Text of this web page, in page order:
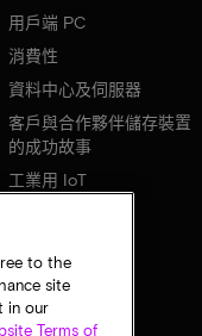
用戶端 PC
消費性
資料中心及伺服器
客戶與合作夥伴儲存裝置
的成功故事
工業用 IoT
to the
site
in our
Terms of